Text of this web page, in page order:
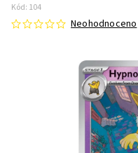
Kód: 104
Neohodnoceno